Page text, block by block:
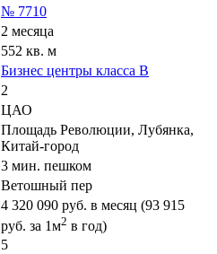
№ 7710
2 месяца
552 кв. м
Бизнес центры класса B
2
ЦАО
Площадь Революции, Лубянка,
Китай-город
3 мин. пешком
Ветошный пер
4 320 090 руб. в месяц (93 915
руб. за 1м2 в год)
5